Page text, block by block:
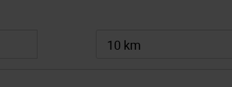
10 km